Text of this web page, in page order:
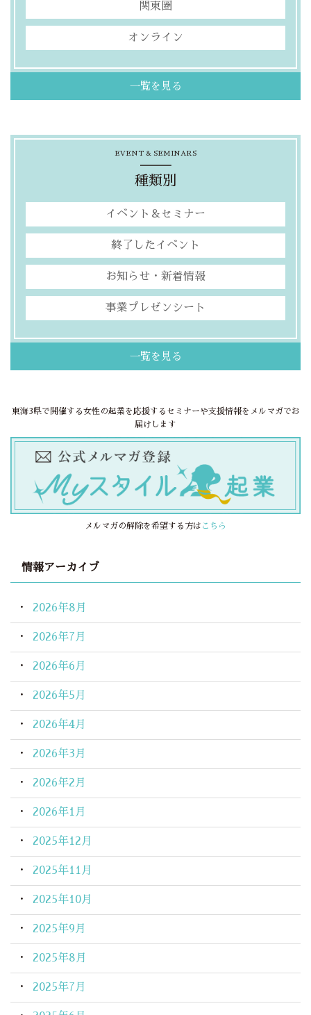
関東圏
オンライン
一覧を見る
EVENT & SEMINARS
種類別
イベント＆セミナー
終了したイベント
お知らせ・新着情報
事業プレゼンシート
一覧を見る
東海3県で開催する女性の起業を応援するセミナーや支援情報をメルマガでお
届けします
メルマガの解除を希望する方は こちら
情報アーカイブ
2026年8月
2026年7月
2026年6月
2026年5月
2026年4月
2026年3月
2026年2月
2026年1月
2025年12月
2025年11月
2025年10月
2025年9月
2025年8月
2025年7月